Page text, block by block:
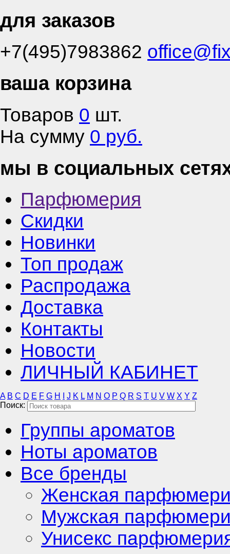
для заказов
+7(495)7983862
ваша корзина
Товаров 0 шт.
На сумму 0 руб.
мы в социальных
Парфюмерия
Скидки
Новинки
Топ продаж
Распродажа
Доставка
Контакты
Новости
ЛИЧНЫЙ КАБИНЕТ
A B C D E F G H J K L M N O P Q R S T U V W X Y Z
Поиск:
Группы ароматов
Ноты ароматов
Все бренды
Женская
Мужская
Унисекс